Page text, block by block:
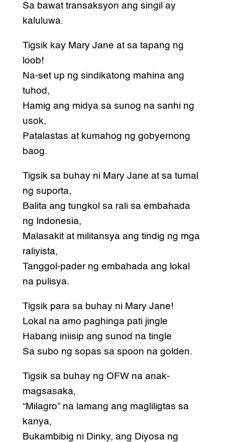
Sa bawat transaksyon ang singil ay
kaluluwa.
Tigsik kay Mary Jane at sa tapang ng
loob!
Na-set up ng sindikatong mahina ang
tuhod,
Hamig ang midya sa sunog na sanhi ng
usok,
Patalastas at kumahog ng gobyernong
baog.
Tigsik sa buhay ni Mary Jane at sa tumal
ng suporta,
Balita ang tungkol sa rali sa embahada
ng Indonesia,
Malasakit at militansya ang tindig ng mga
raliyista,
Tanggol-pader ng embahada ang lokal
na pulisya.
Tigsik para sa buhay ni Mary Jane!
Lokal na amo paghinga pati jingle
Habang iniisip ang sunod na tingle
Sa subo ng sopas sa spoon na golden.
Tigsik sa buhay ng OFW na anak-
magsasaka,
“Milagro” na lamang ang magliligtas sa
kanya,
Bukambibig ni Dinky, ang Diyosa ng